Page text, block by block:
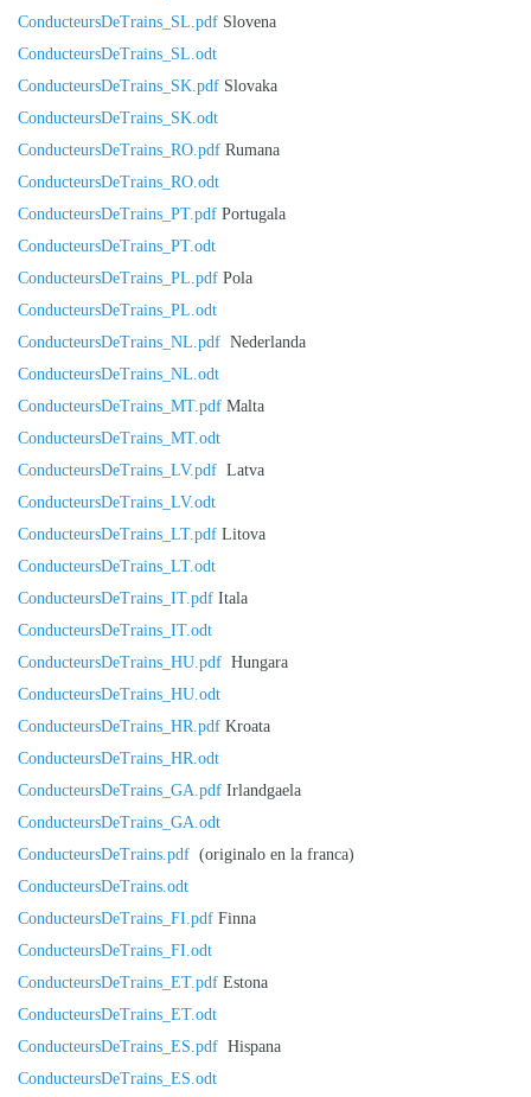
ConducteursDeTrains_SL.pdf Slovena
ConducteursDeTrains_SL.odt
ConducteursDeTrains_SK.pdf Slovaka
ConducteursDeTrains_SK.odt
ConducteursDeTrains_RO.pdf Rumana
ConducteursDeTrains_RO.odt
ConducteursDeTrains_PT.pdf Portugala
ConducteursDeTrains_PT.odt
ConducteursDeTrains_PL.pdf Pola
ConducteursDeTrains_PL.odt
ConducteursDeTrains_NL.pdf Nederlanda
ConducteursDeTrains_NL.odt
ConducteursDeTrains_MT.pdf Malta
ConducteursDeTrains_MT.odt
ConducteursDeTrains_LV.pdf Latva
ConducteursDeTrains_LV.odt
ConducteursDeTrains_LT.pdf Litova
ConducteursDeTrains_LT.odt
ConducteursDeTrains_IT.pdf Itala
ConducteursDeTrains_IT.odt
ConducteursDeTrains_HU.pdf Hungara
ConducteursDeTrains_HU.odt
ConducteursDeTrains_HR.pdf Kroata
ConducteursDeTrains_HR.odt
ConducteursDeTrains_GA.pdf Irlandgaela
ConducteursDeTrains_GA.odt
ConducteursDeTrains.pdf (originalo en la franca)
ConducteursDeTrains.odt
ConducteursDeTrains_FI.pdf Finna
ConducteursDeTrains_FI.odt
ConducteursDeTrains_ET.pdf Estona
ConducteursDeTrains_ET.odt
ConducteursDeTrains_ES.pdf Hispana
ConducteursDeTrains_ES.odt